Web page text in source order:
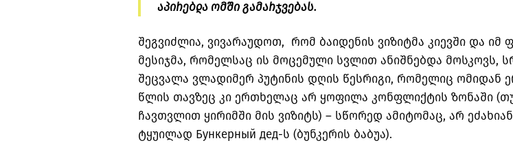
აპირებდა ომში გამარჯვებას.
შეგვიძლია, ვივარაუდოთ, რომ ბაიდენის ვიზიტმა კიევში და იმ
მესიჯმა, რომელსაც ის მოცემული სვლით ანიშნებდა მოსკოვს,
შეცვალა ვლადიმერ პუტინის დღის წესრიგი, რომელიც ომიდან
წლის თავზეც კი ერთხელაც არ ყოფილა კონფლიქტის ზონაში
ჩავთვლით ყირიმში მის ვიზიტს) – სწორედ ამიტომაც, არ
ტყუილად Бункерный дед-ს (ბუნკერის ბაბუა).